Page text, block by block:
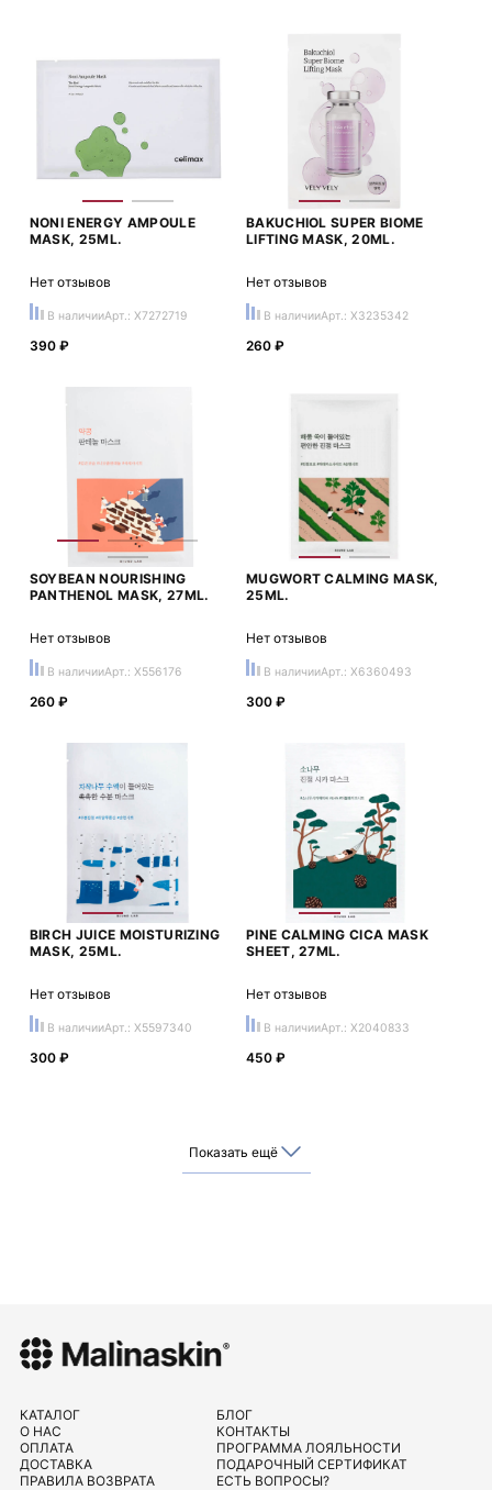
NONI ENERGY AMPOULE
MASK, 25ML.
Нет отзывов
В наличииАрт.: X7272719
390 ₽
BAKUCHIOL SUPER BIOME
LIFTING MASK, 20ML.
Нет отзывов
В наличииАрт.: X3235342
260 ₽
SOYBEAN NOURISHING
PANTHENOL MASK, 27ML.
Нет отзывов
В наличииАрт.: X556176
260 ₽
MUGWORT CALMING MASK,
25ML.
Нет отзывов
В наличииАрт.: X6360493
300 ₽
BIRCH JUICE MOISTURIZING
MASK, 25ML.
Нет отзывов
В наличииАрт.: X5597340
300 ₽
PINE CALMING CICA MASK
SHEET, 27ML.
Нет отзывов
В наличииАрт.: X2040833
450 ₽
Показать ещё
КАТАЛОГ
О НАС
ОПЛАТА
ДОСТАВКА
ПРАВИЛА ВОЗВРАТА
БЛОГ
КОНТАКТЫ
ПРОГРАММА ЛОЯЛЬНОСТИ
ПОДАРОЧНЫЙ СЕРТИФИКАТ
ЕСТЬ ВОПРОСЫ?